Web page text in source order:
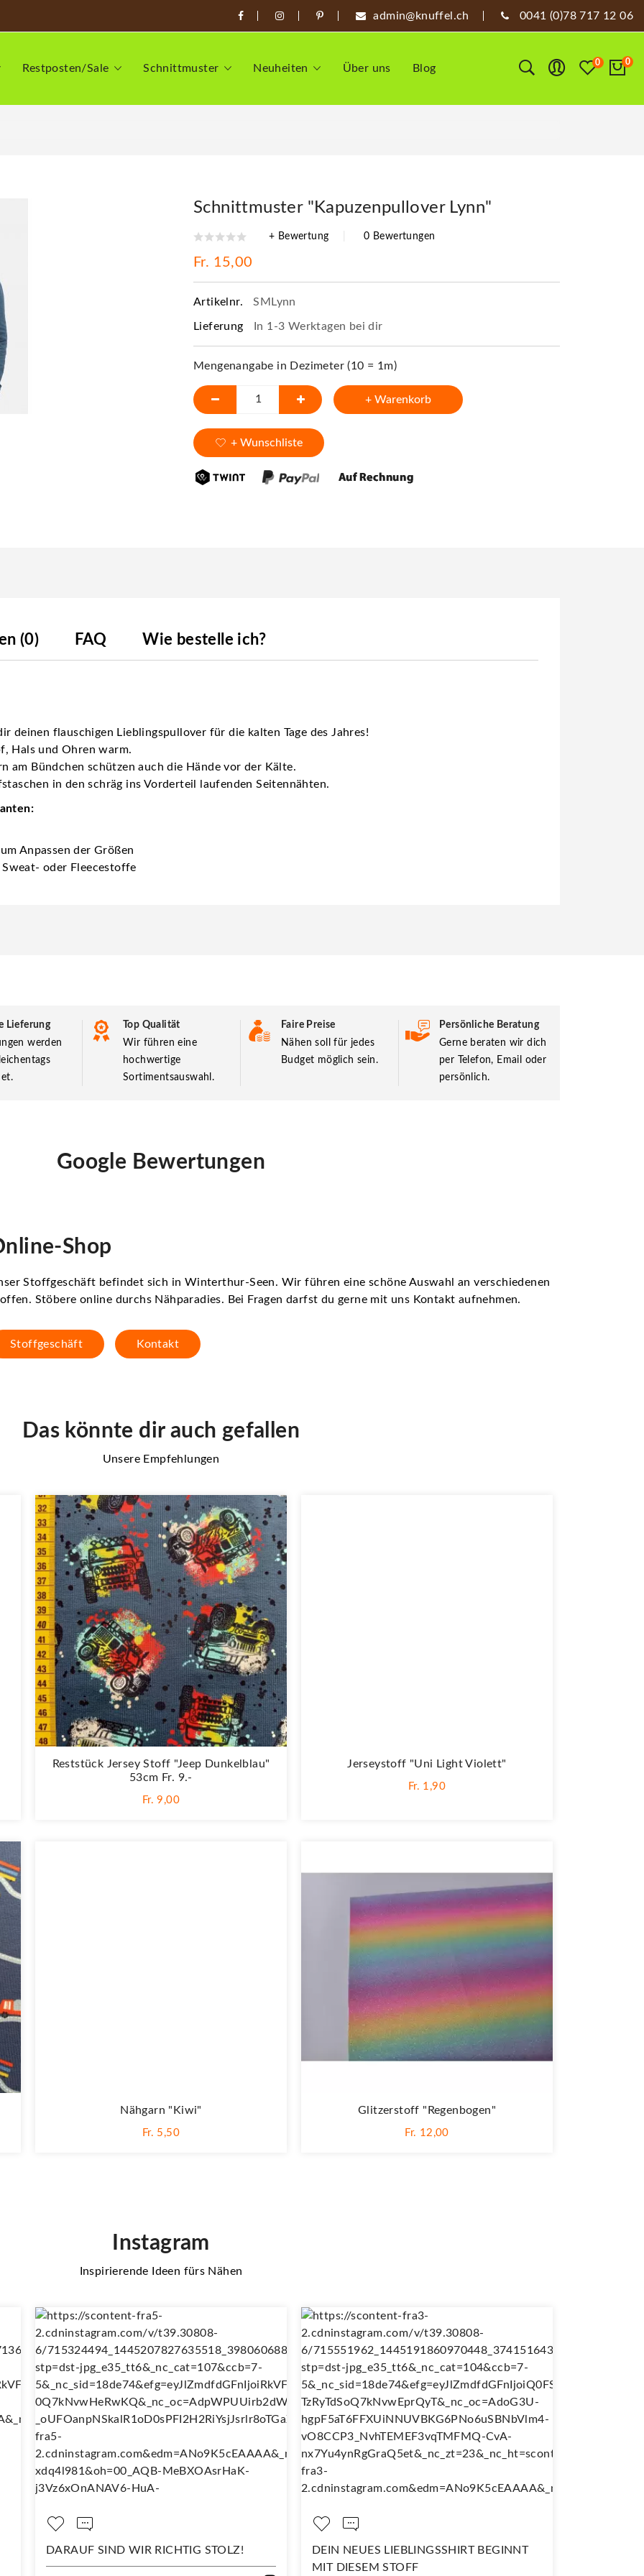
admin@knuffel.ch 0041 (0)78 717 12 06
Restposten/Sale Schnittmuster Neuheiten Über uns Blog 0 0
Schnittmuster "Kapuzenpullover Lynn"
+ Bewertung 0 Bewertungen
Fr. 15,00
Artikelnr. SMLynn
Lieferung In 1-3 Werktagen bei dir
Mengenangabe in Dezimeter (10 = 1m)
+ Warenkorb
+ Wunschliste
(0) FAQ Wie bestelle ich?
deinen flauschigen Lieblingspullover für die kalten Tage des Jahres!
Hals und Ohren warm.
am Bündchen schützen auch die Hände vor der Kälte.
in den schräg ins Vorderteil laufenden Seitennähten.
Anpassen der Größen
oder Fleecestoffe
Lieferung
werden
Top Qualität
Wir führen eine
hochwertige
Sortimentsauswahl.
Faire Preise
Nähen soll für jedes
Budget möglich sein.
Persönliche Beratung
Gerne beraten wir dich
per Telefon, Email oder
persönlich.
Google Bewertungen
Shop
Stoffgeschäft befindet sich in Winterthur-Seen. Wir führen eine schöne Auswahl an verschiedenen
Stöbere online durchs Nähparadies. Bei Fragen darfst du gerne mit uns Kontakt aufnehmen.
Stoffgeschäft Kontakt
Das könnte dir auch gefallen
Unsere Empfehlungen
Reststück Jersey Stoff "Jeep Dunkelblau"
53cm Fr. 9.-
Fr. 9,00
Nähgarn "kiwi"
Fr. 5,50
Jerseystoff "Uni Light Violett"
Fr. 1,90
Glitzerstoff "Regenbogen"
Fr. 12,00
Instagram
Inspirierende Ideen fürs Nähen
DARAUF SIND WIR RICHTIG STOLZ!
DEIN NEUES LIEBLINGSSHIRT BEGINNT
MIT DIESEM STOFF